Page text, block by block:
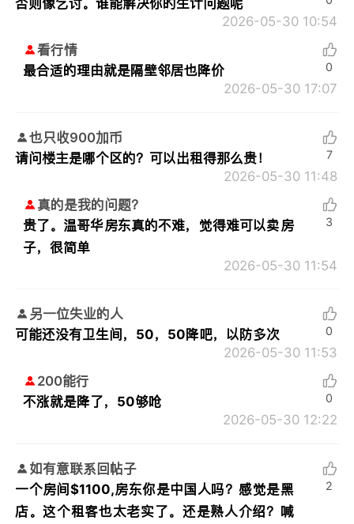
否则像乞讨。谁能解决你的生计问题呢
2026-05-30 10:54
看行情
最合适的理由就是隔壁邻居也降价
2026-05-30 17:07
0
也只收900加币
请问楼主是哪个区的？可以出租得那么贵！
2026-05-30 11:48
7
真的是我的问题？
贵了。温哥华房东真的不难，觉得难可以卖房
子，很简单
2026-05-30 11:54
3
另一位失业的人
可能还没有卫生间，50，50降吧，以防多次
2026-05-30 11:53
0
200能行
不涨就是降了，50够呛
2026-05-30 12:22
0
如有意联系回帖子
一个房间$1100,房东你是中国人吗？感觉是黑
店。这个租客也太老实了。还是熟人介绍？喊
2